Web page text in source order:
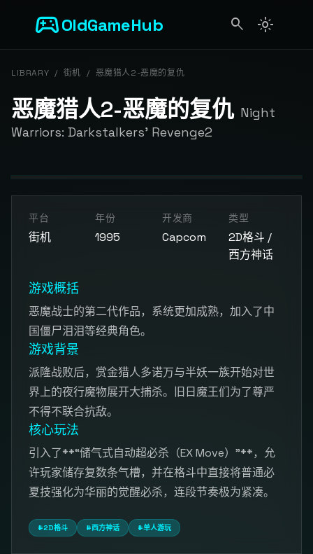
sports_esportsOldGameHub search light_mode
LIBRARY / 街机 / 恶魔猎人2-恶魔的复仇
恶魔猎人2-恶魔的复仇 Night
Warriors: Darkstalkers' Revenge2
开始游戏
点击按钮加载游戏模拟器
平台
街机
年份
1995
开发商
Capcom
类型
2D格斗 /
西方神话
游戏概括
恶魔战士的第二代作品，系统更加成熟，加入了中
国僵尸泪泪等经典角色。
游戏背景
派隆战败后，赏金猎人多诺万与半妖一族开始对世
界上的夜行魔物展开大捕杀。旧日魔王们为了尊严
不得不联合抗敌。
核心玩法
引入了**“储气式自动超必杀（EX Move）”**，允
许玩家储存复数条气槽，并在格斗中直接将普通必
夏技强化为华丽的觉醒必杀，连段节奏极为紧凑。
#2D格斗 #西方神话 #单人游玩